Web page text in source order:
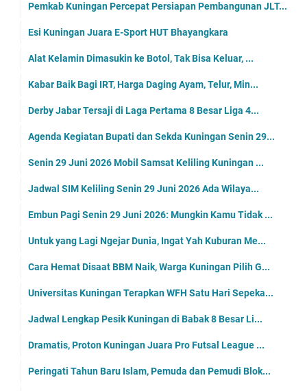
Pemkab Kuningan Percepat Persiapan Pembangunan JLT...
Esi Kuningan Juara E-Sport HUT Bhayangkara
Alat Kelamin Dimasukin ke Botol, Tak Bisa Keluar, ...
Kabar Baik Bagi IRT, Harga Daging Ayam, Telur, Min...
Derby Jabar Tersaji di Laga Pertama 8 Besar Liga 4...
Agenda Kegiatan Bupati dan Sekda Kuningan Senin 29...
Senin 29 Juni 2026 Mobil Samsat Keliling Kuningan ...
Jadwal SIM Keliling Senin 29 Juni 2026 Ada Wilaya...
Embun Pagi Senin 29 Juni 2026: Mungkin Kamu Tidak ...
Untuk yang Lagi Ngejar Dunia, Ingat Yah Kuburan Me...
Cara Hemat Disaat BBM Naik, Warga Kuningan Pilih G...
Universitas Kuningan Terapkan WFH Satu Hari Sepeka...
Jadwal Lengkap Pesik Kuningan di Babak 8 Besar Li...
Dramatis, Proton Kuningan Juara Pro Futsal League ...
Peringati Tahun Baru Islam, Pemuda dan Pemudi Blok...